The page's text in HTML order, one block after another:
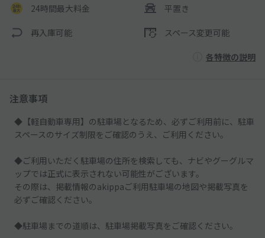
24時間最大料金 平置き
再入庫可能 スペース変更可能
各特徴の説明
注意事項
◆【軽自動車専用】の駐車場となるため、必ずご利用前に、駐車
スペースのサイズ制限をご確認のうえ、ご利用ください。
◆ご利用いただく駐車場の住所を検索しても、ナビやグーグルマ
ップでは正式に表示されない可能性がございます。
その際は、掲載情報のakippaご利用駐車場の地図や掲載写真を
必ずご確認ください。
◆駐車場までの道順は、駐車場掲載写真をご確認ください。